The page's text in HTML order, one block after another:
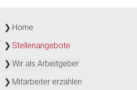
Home
Stellenangebote
Wir als Arbeitgeber
Mitarbeiter erzählen